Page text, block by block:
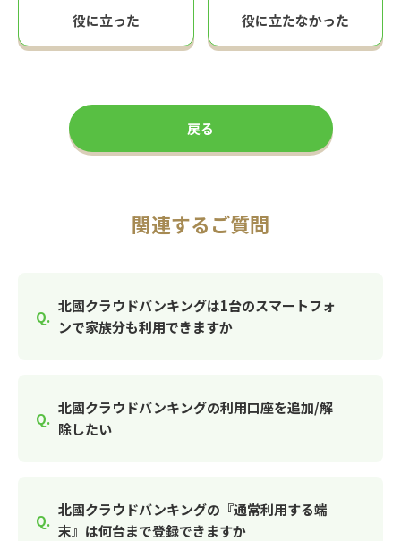
役に立った 役に立たなかった
戻る
関連するご質問
北國クラウドバンキングは1台のスマートフォ
ンで家族分も利用できますか
北國クラウドバンキングの利用口座を追加/解
除したい
北國クラウドバンキングの『通常利用する端
末』は何台まで登録できますか